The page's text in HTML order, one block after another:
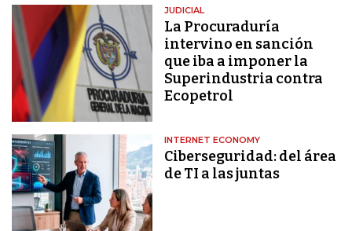
JUDICIAL
La Procuraduría
intervino en sanción
que iba a imponer la
Superindustria contra
Ecopetrol
INTERNET ECONOMY
Ciberseguridad: del área
de TI a las juntas